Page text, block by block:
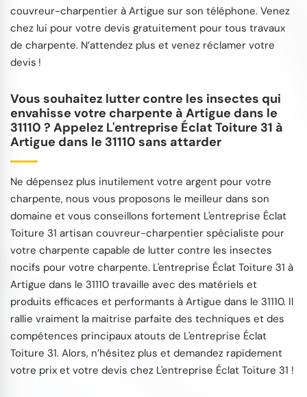
couvreur-charpentier à Artigue sur son téléphone. Venez
chez lui pour votre devis gratuitement pour tous travaux
de charpente. N’attendez plus et venez réclamer votre
devis !
Vous souhaitez lutter contre les insectes qui
envahisse votre charpente à Artigue dans le
31110 ? Appelez L'entreprise Éclat Toiture 31 à
Artigue dans le 31110 sans attarder
Ne dépensez plus inutilement votre argent pour votre
charpente, nous vous proposons le meilleur dans son
domaine et vous conseillons fortement L'entreprise Éclat
Toiture 31 artisan couvreur-charpentier spécialiste pour
votre charpente capable de lutter contre les insectes
nocifs pour votre charpente. L'entreprise Éclat Toiture 31 à
Artigue dans le 31110 travaille avec des matériels et
produits efficaces et performants à Artigue dans le 31110. Il
rallie vraiment la maitrise parfaite des techniques et des
compétences principaux atouts de L'entreprise Éclat
Toiture 31. Alors, n’hésitez plus et demandez rapidement
votre prix et votre devis chez L'entreprise Éclat Toiture 31 !